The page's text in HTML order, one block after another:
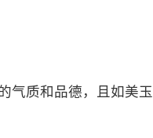
气质和品德，且如美玉